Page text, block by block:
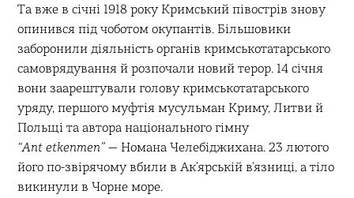
Та вже в січні 1918 року Кримський півострів знову
опинився під чоботом окупантів. Більшовики
заборонили діяльність органів кримськотатарського
самоврядування й розпочали новий терор. 14 січня
вони заарештували голову кримськотатарського
уряду, першого муфтія мусульман Криму, Литви й
Польщі та автора національного гімну
“Antetkenmen”— Номана Челебіджихана. 23 лютого
його по-звірячому вбили в Ак’ярській в’язниці, а тіло
викинули в Чорне море.